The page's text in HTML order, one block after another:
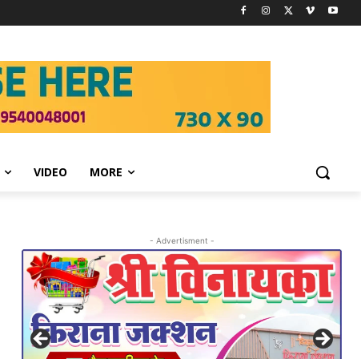
VIDEO MORE
- Advertisment -